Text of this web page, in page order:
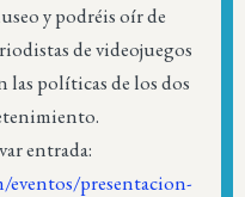
y podréis oír de
de videojuegos
las políticas de los dos
entrada:
presentacion-